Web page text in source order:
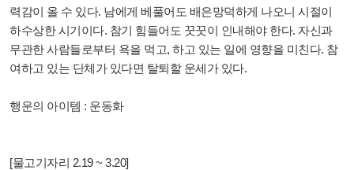
력감이 올 수 있다. 남에게 베풀어도 배은망덕하게 나오니 시절이
하수상한 시기이다. 참기 힘들어도 꿋꿋이 인내해야 한다. 자신과
무관한 사람들로부터 욕을 먹고, 하고 있는 일에 영향을 미친다. 참
여하고 있는 단체가 있다면 탈퇴할 운세가 있다.
행운의 아이템 : 운동화
[물고기자리 2.19 ~ 3.20]